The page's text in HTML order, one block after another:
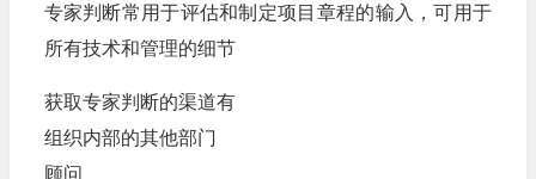
专家判断常用于评估和制定项目章程的输入，可用于
所有技术和管理的细节
获取专家判断的渠道有
组织内部的其他部门
顾问